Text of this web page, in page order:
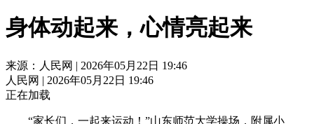
新闻 国内 国际 评论 经济
人民领袖习近平 联播+
视频 小央视频 小央直播 直播中国 熊猫频道
身体动起来，心情亮起来
来源：人民网 | 2026年05月22日 19:46
人民网 | 2026年05月22日 19:46
正在加载
“家长们，一起来运动！”山东师范大学操场，附属小